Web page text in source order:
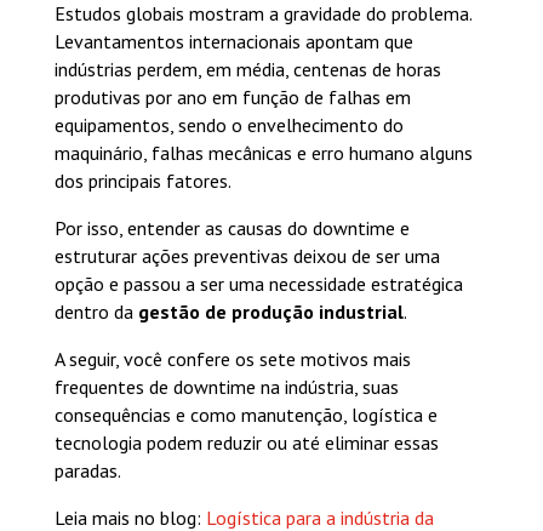
Estudos globais mostram a gravidade do problema.
Levantamentos internacionais apontam que
indústrias perdem, em média, centenas de horas
produtivas por ano em função de falhas em
equipamentos, sendo o envelhecimento do
maquinário, falhas mecânicas e erro humano alguns
dos principais fatores.
Por isso, entender as causas do downtime e
estruturar ações preventivas deixou de ser uma
opção e passou a ser uma necessidade estratégica
dentro da gestão de produção industrial.
A seguir, você confere os sete motivos mais
frequentes de downtime na indústria, suas
consequências e como manutenção, logística e
tecnologia podem reduzir ou até eliminar essas
paradas.
Leia mais no blog: Logística para a indústria da